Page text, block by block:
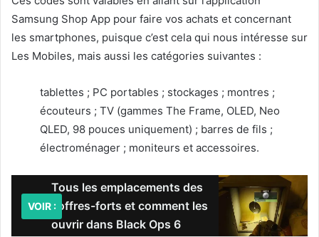
Samsung Shop App pour faire vos achats et concernant
les smartphones, puisque c’est cela qui nous intéresse sur
Les Mobiles, mais aussi les catégories suivantes :
tablettes ; PC portables ; stockages ; montres ;
écouteurs ; TV (gammes The Frame, OLED, Neo
QLED, 98 pouces uniquement) ; barres de fils ;
électroménager ; moniteurs et accessoires.
Tous les emplacements des
coffres-forts et comment les
ouvrir dans Black Ops 6
VOIR :